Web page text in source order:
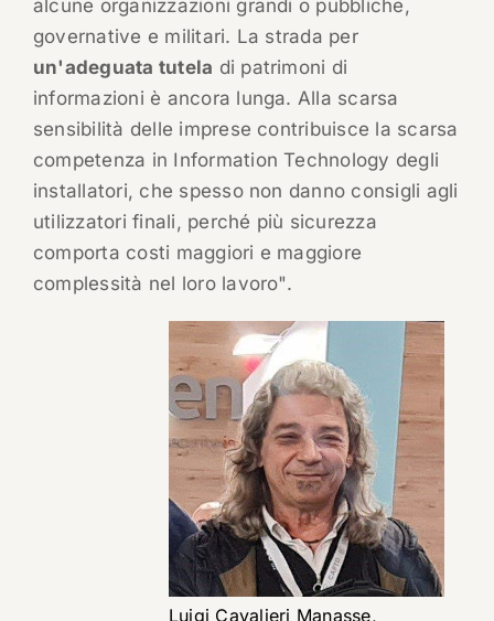
alcune organizzazioni grandi o pubbliche,
governative e militari. La strada per
un'adeguata tutela di patrimoni di
informazioni è ancora lunga. Alla scarsa
sensibilità delle imprese contribuisce la scarsa
competenza in Information Technology degli
installatori, che spesso non danno consigli agli
utilizzatori finali, perché più sicurezza
comporta costi maggiori e maggiore
complessità nel loro lavoro".
Luigi Cavalieri Manasse,